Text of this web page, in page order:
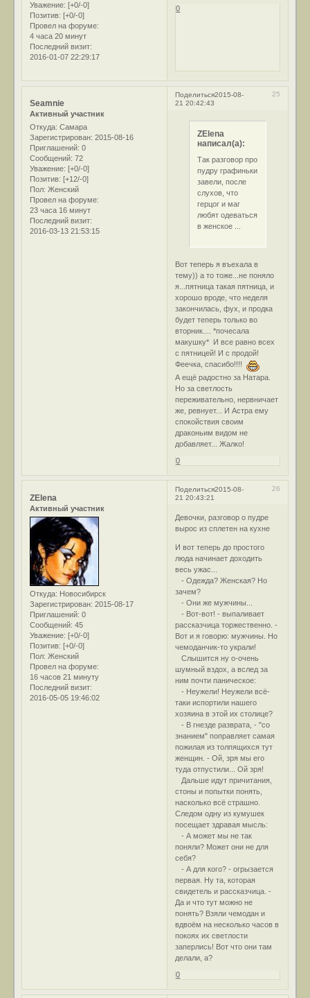
Уважение: [+0/-0]
Позитив: [+0/-0]
Провел на форуме:
4 часа 20 минут
Последний визит:
2016-01-07 22:29:17
0
Поделиться 25
2015-08-
21 20:42:43
Seamnie
Активный участник
Откуда: Самара
Зарегистрирован: 2015-08-16
Приглашений: 0
Сообщений: 72
Уважение: [+0/-0]
Позитив: [+12/-0]
Пол: Женский
Провел на форуме:
23 часа 16 минут
Последний визит:
2016-03-13 21:53:15
ZElena
написал(а):
Так разговор про
пудру графиньки
завели, после
слухов, что
герцог и маг
любят одеваться
в женское ...
Вот теперь я въехала в
тему)) а то тоже...не поняло
я...пятница такая пятница, и
хорошо вроде, что неделя
закончилась, фух, и продка
будет теперь только во
вторник.... *почесала
макушку* И все равно всех
с пятницей! И с продой!
Феечка, спасибо!!!!
А ещё радостно за Натара.
Но за светлость
переживательно, нервничает
же, ревнует... И Астра ему
спокойствия своим
драконьим видом не
добавляет... Жалко!
0
Поделиться 26
2015-08-
21 20:43:21
ZElena
Активный участник
Откуда: Новосибирск
Зарегистрирован: 2015-08-17
Приглашений: 0
Сообщений: 45
Уважение: [+0/-0]
Позитив: [+0/-0]
Пол: Женский
Провел на форуме:
16 часов 21 минуту
Последний визит:
2016-05-05 19:46:02
Девочки, разговор о пудре
вырос из сплетен на кухне
И вот теперь до простого
люда начинает доходить
весь ужас...
- Одежда? Женская? Но
зачем?
- Они же мужчины...
- Вот-вот! - выпаливает
рассказчица торжественно. -
Вот и я говорю: мужчины. Но
чемоданчик-то украли!
Слышится ну о-очень
шумный вздох, а вслед за
ним почти паническое:
- Неужели! Неужели всё-
таки испортили нашего
хозяина в этой их столице?
- В гнезде разврата, - "со
знанием" поправляет самая
пожилая из толпящихся тут
женщин. - Ой, зря мы его
туда отпустили... Ой зря!
Дальше идут причитания,
стоны и попытки понять,
насколько всё страшно.
Следом одну из кумушек
посещает здравая мысль:
- А может мы не так
поняли? Может они не для
себя?
- А для кого? - огрызается
первая. Ну та, которая
свидетель и рассказчица. -
Да и что тут можно не
понять? Взяли чемодан и
вдвоём на несколько часов в
покоях их светлости
заперлись! Вот что они там
делали, а?
0